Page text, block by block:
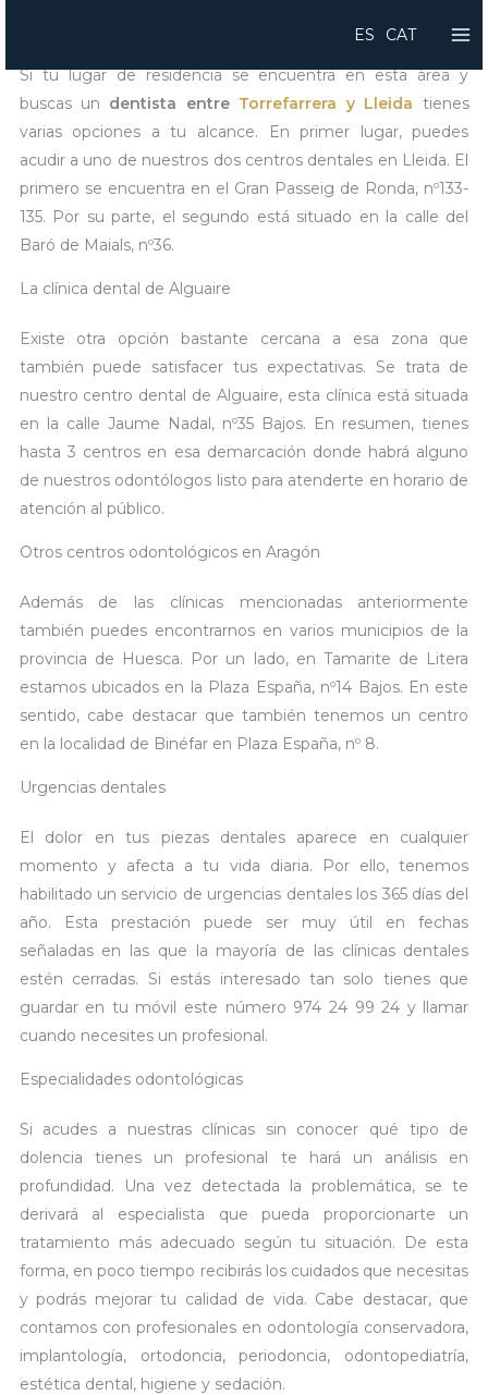
contenido
ES CAT
Si tu lugar de residencia se encuentra en esta área y
buscas un dentista entre Torrefarrera y Lleida tienes
varias opciones a tu alcance. En primer lugar, puedes
acudir a uno de nuestros dos centros dentales en Lleida. El
primero se encuentra en el Gran Passeig de Ronda, nº133-
135. Por su parte, el segundo está situado en la calle del
Baró de Maials, nº36.
La clínica dental de Alguaire
Existe otra opción bastante cercana a esa zona que
también puede satisfacer tus expectativas. Se trata de
nuestro centro dental de Alguaire, esta clínica está situada
en la calle Jaume Nadal, nº35 Bajos. En resumen, tienes
hasta 3 centros en esa demarcación donde habrá alguno
de nuestros odontólogos listo para atenderte en horario de
atención al público.
Otros centros odontológicos en Aragón
Además de las clínicas mencionadas anteriormente
también puedes encontrarnos en varios municipios de la
provincia de Huesca. Por un lado, en Tamarite de Litera
estamos ubicados en la Plaza España, nº14 Bajos. En este
sentido, cabe destacar que también tenemos un centro
en la localidad de Binéfar en Plaza España, nº 8.
Urgencias dentales
El dolor en tus piezas dentales aparece en cualquier
momento y afecta a tu vida diaria. Por ello, tenemos
habilitado un servicio de urgencias dentales los 365 días del
año. Esta prestación puede ser muy útil en fechas
señaladas en las que la mayoría de las clínicas dentales
estén cerradas. Si estás interesado tan solo tienes que
guardar en tu móvil este número 974 24 99 24 y llamar
cuando necesites un profesional.
Especialidades odontológicas
Si acudes a nuestras clínicas sin conocer qué tipo de
dolencia tienes un profesional te hará un análisis en
profundidad. Una vez detectada la problemática, se te
derivará al especialista que pueda proporcionarte un
tratamiento más adecuado según tu situación. De esta
forma, en poco tiempo recibirás los cuidados que necesitas
y podrás mejorar tu calidad de vida. Cabe destacar, que
contamos con profesionales en odontología conservadora,
implantología, ortodoncia, periodoncia, odontopediatría,
estética dental, higiene y sedación.